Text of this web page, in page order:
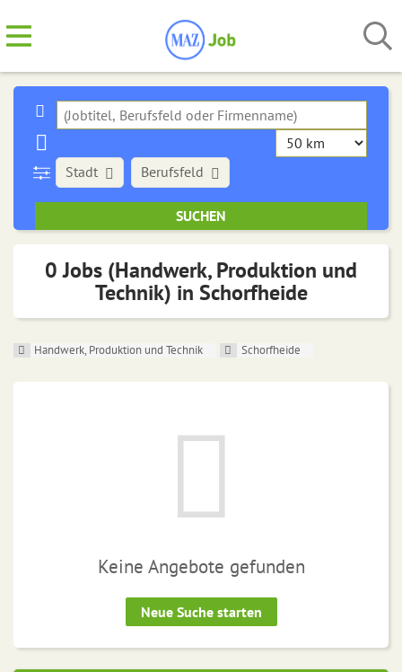
Stadt Berufsfeld
0 Jobs (Handwerk, Produktion und
Technik) in Schorfheide
Handwerk, Produktion und Technik Schorfheide
Keine Angebote gefunden
Neue Suche starten